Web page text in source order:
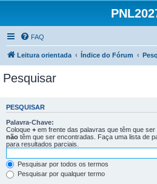
FAQ
Leitura orientada Índice do Fórum
Pesquisar
PESQUISAR
Palavra-Chave:
Coloque + em frente das palavras que têm que
não têm que ser encontradas. Faça uma lista de
para resultados parciais.
Pesquisar por todos os termos
Pesquisar por qualquer termo